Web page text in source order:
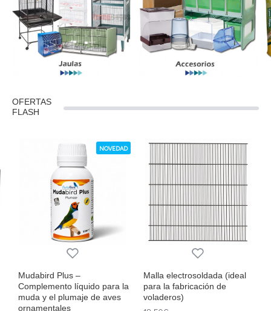
OFERTAS
FLASH
NOVEDAD
Mudabird Plus –
Complemento líquido para la
muda y el plumaje de aves
ornamentales
Malla electrosoldada (ideal
para la fabricación de
voladeros)